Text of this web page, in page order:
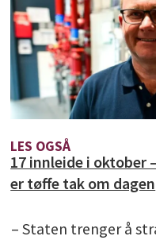
LES OGSÅ
17 innleide i oktober
er tøffe tak om dagen
– Staten trenger å